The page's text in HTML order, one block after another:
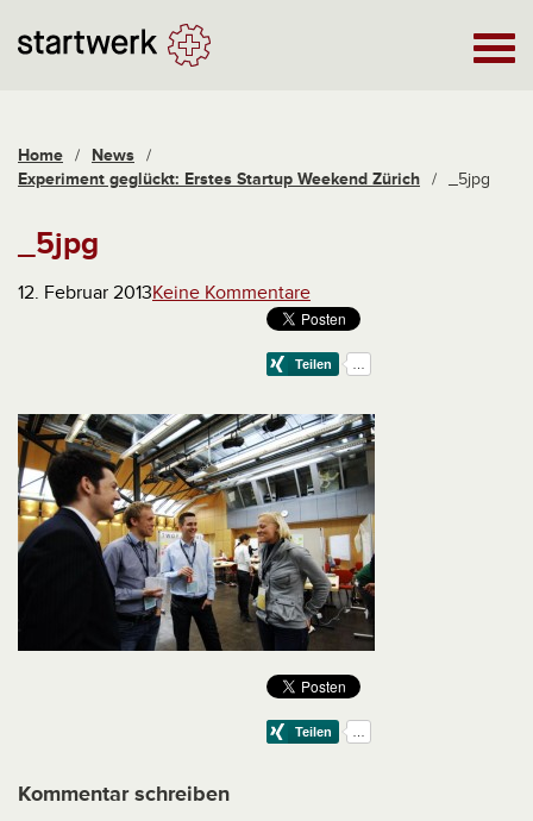
Home / News /
Experiment geglückt: Erstes Startup Weekend Zürich / _5jpg
_5jpg
12. Februar 2013Keine Kommentare
Kommentar schreiben